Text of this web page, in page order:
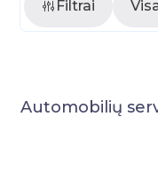
Filtrai
Automobilių